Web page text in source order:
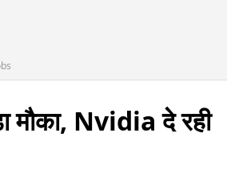
मौका, Nvidia दे रही